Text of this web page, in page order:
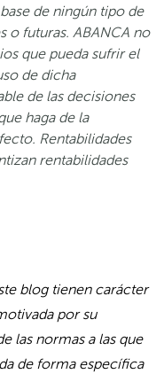
de ningún tipo de
o futuras. ABANCA no
que pueda sufrir el
de dicha
de las decisiones
haga de la
Rentabilidades
rentabilidades
blog tienen carácter
por su
las normas a las que
de forma específica